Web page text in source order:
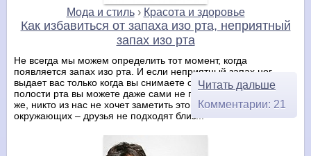
Мода и стиль› Красота и здоровье
Как избавиться от запаха изо рта, неприятный
запах изо рта
Не всегда мы можем определить тот момент, когда
появляется запах изо рта. И если неприятный запах ног
выдает вас только когда вы снимаете обувь, то ароматы
полости рта вы можете даже сами не почувствовать. Конечно
же, никто из нас не хочет заметить это по реакции
окружающих – друзья не подходят близ...
Читать дальше
Комментарии: 21